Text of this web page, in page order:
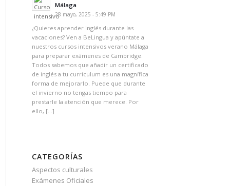
Málaga
28 mayo, 2025 - 5:49 PM
¿Quieres aprender inglés durante las
vacaciones? Ven a BeLingua y apúntate a
nuestros cursos intensivos verano Málaga
para preparar exámenes de Cambridge.
Todos sabemos que añadir un certificado
de inglés a tu currículum es una magnífica
forma de mejorarlo. Puede que durante
el invierno no tengas tiempo para
prestarle la atención que merece. Por
ello, […]
CATEGORÍAS
Aspectos culturales
Exámenes Oficiales